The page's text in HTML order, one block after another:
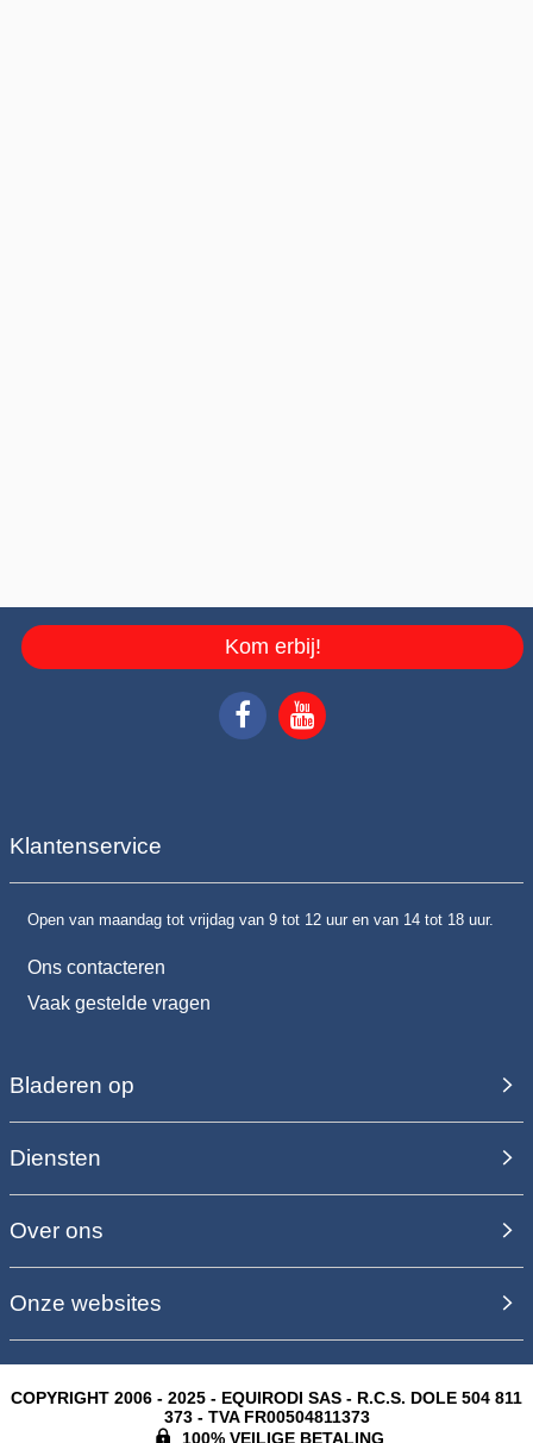
Kom erbij!
Klantenservice
Open van maandag tot vrijdag van 9 tot 12 uur en van 14 tot 18 uur.
Ons contacteren
Vaak gestelde vragen
Bladeren op
Diensten
Over ons
Onze websites
COPYRIGHT 2006 - 2025 - EQUIRODI SAS - R.C.S. DOLE 504 811
373 - TVA FR00504811373
100% VEILIGE BETALING